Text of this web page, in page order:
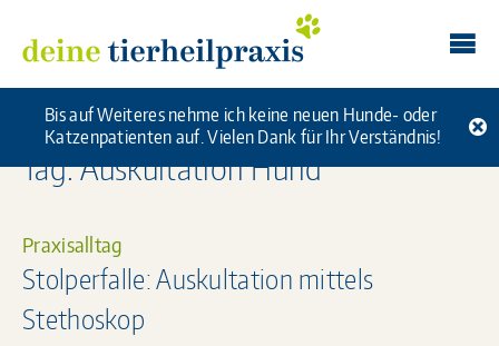
Bis auf Weiteres nehme ich keine neuen Hunde- oder
Katzenpatienten auf. Vielen Dank für Ihr Verständnis!
content
Deine Tierheilpraxis
Tag: Auskultation Hund
Praxisalltag
Stolperfalle: Auskultation mittels
Stethoskop